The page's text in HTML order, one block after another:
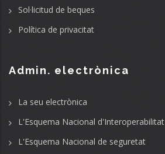
Sol·licitud de beques
Política de privacitat
Admin. electrònica
La seu electrònica
L'Esquema Nacional d'Interoperabilitat
L'Esquema Nacional de seguretat